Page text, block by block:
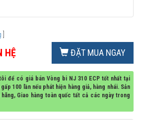
HỆ ĐẶT MUA NGAY
để có giá bán Vòng bi NJ 310 ECP tốt nhất tại
100 lần nếu phát hiện hàng giả, hàng nhái. Sản
Giao hàng toàn quốc tất cả các ngày trong